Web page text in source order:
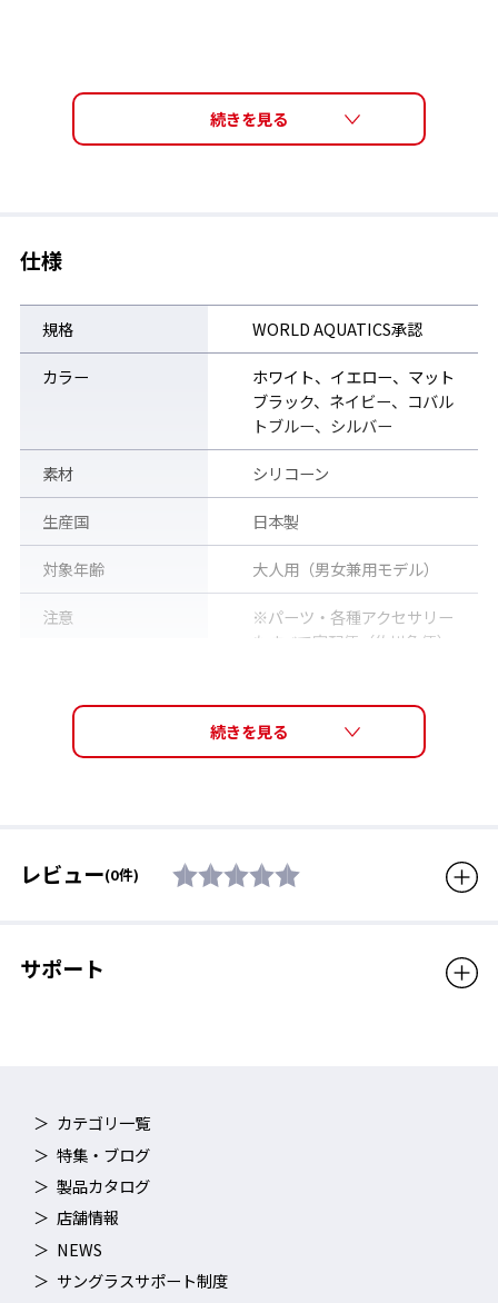
仕様
規格 WORLD AQUATICS承認
カラー
ホワイト、イエロー、マット
ブラック、ネイビー、コバル
トブルー、シルバー
素材 シリコーン
生産国 日本製
対象年齢 大人用（男女兼用モデル）
注意
※パーツ・各種アクセサリー
もすべて宅配便（佐川急便）
っておりません。
販売価格（税込） 1,650円
レビュー(0件)
サポート
カテゴリ一覧
特集・ブログ
製品カタログ
店舗情報
NEWS
サングラスサポート制度